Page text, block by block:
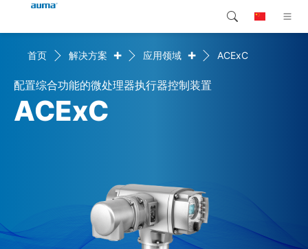
产品介绍
解决方案
联系我们
Global
欧洲
搜索
首页 解决方案 + 应用领域 + ACExC
配置综合功能的微处理器执行器控制装置
ACExC